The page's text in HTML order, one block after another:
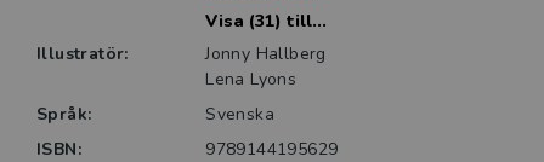
Visa (31) till...
Illustratör:
Jonny Hallberg
Lena Lyons
Språk:
Svenska
ISBN:
9789144195629